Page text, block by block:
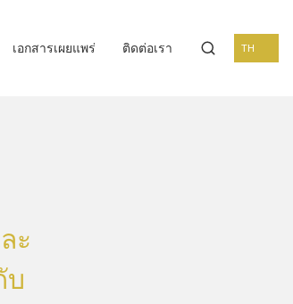
เอกสารเผยแพร่ ติดต่อเรา TH
ะ
บ